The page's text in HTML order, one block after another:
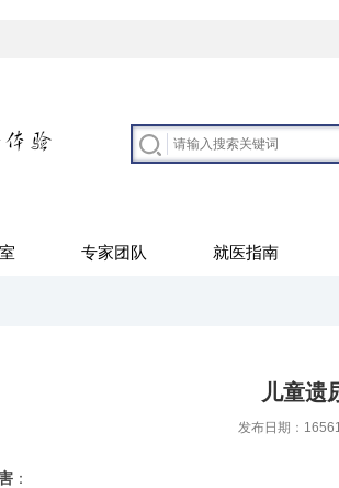
专家团队 就医指南
儿童遗
发布日期：
：